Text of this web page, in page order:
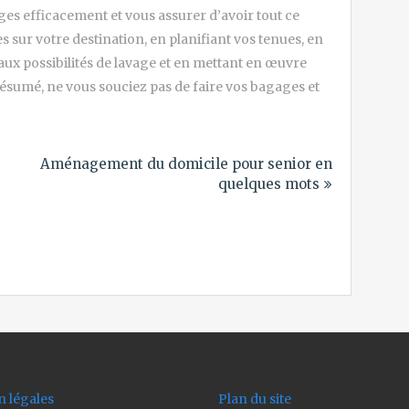
efficacement et vous assurer d’avoir tout ce
sur votre destination, en planifiant vos tenues, en
possibilités de lavage et en mettant en œuvre
ne vous souciez pas de faire vos bagages et
Aménagement du domicile pour senior en
quelques mots
légales Plan du site